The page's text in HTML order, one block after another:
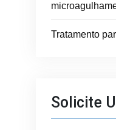
Tratamento
Solicite